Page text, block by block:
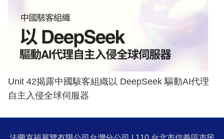
Unit 42揭露中國駭客組織以 DeepSeek 驅動AI代理
自主入侵全球伺服器